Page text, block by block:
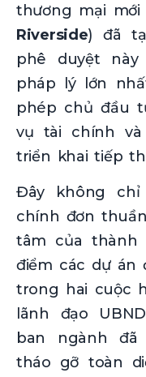
thương mại mới
Riverside) đã
phê duyệt
pháp lý lớn
phép chủ đầu
vụ tài chính
triển khai tiếp
Đây không
chính đơn
tâm của thành
điểm các dự án
trong hai cuộc
lãnh đạo
ban ngành
tháo gỡ toàn